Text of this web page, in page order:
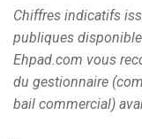
Chiffres indicatifs
publiques
Ehpad.com vous
du gestionnaire
bail commercial)